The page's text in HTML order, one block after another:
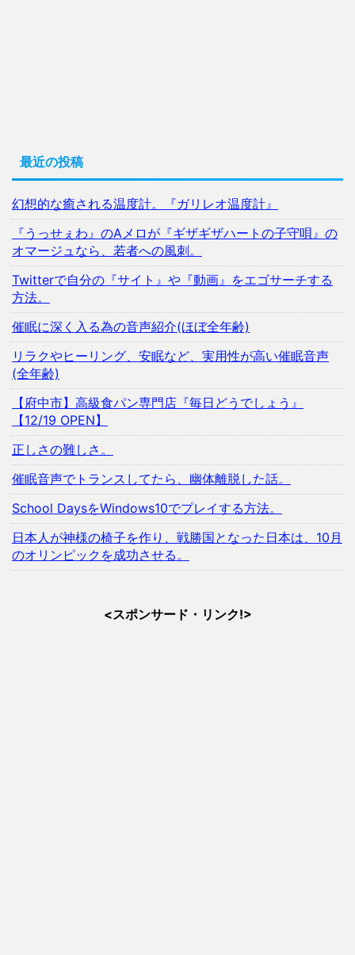
最近の投稿
幻想的な癒される温度計。『ガリレオ温度計』
『うっせぇわ』のAメロが『ギザギザハートの子守唄』の
オマージュなら、若者への風刺。
Twitterで自分の『サイト』や『動画』をエゴサーチする
方法。
催眠に深く入る為の音声紹介(ほぼ全年齢)
リラクやヒーリング、安眠など、実用性が高い催眠音声
(全年齢)
【府中市】高級食パン専門店『毎日どうでしょう』
【12/19 OPEN】
正しさの難しさ。
催眠音声でトランスしてたら、幽体離脱した話。
School DaysをWindows10でプレイする方法。
日本人が神様の椅子を作り、戦勝国となった日本は、10月
のオリンピックを成功させる。
<スポンサード・リンク!>